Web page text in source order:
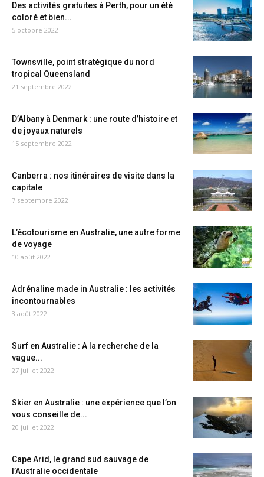
Des activités gratuites à Perth, pour un été
coloré et bien...
5 octobre 2022
Townsville, point stratégique du nord
tropical Queensland
21 septembre 2022
D’Albany à Denmark : une route d’histoire et
de joyaux naturels
15 septembre 2022
Canberra : nos itinéraires de visite dans la
capitale
7 septembre 2022
L’écotourisme en Australie, une autre forme
de voyage
10 août 2022
Adrénaline made in Australie : les activités
incontournables
3 août 2022
Surf en Australie : A la recherche de la
vague...
27 juillet 2022
Skier en Australie : une expérience que l’on
vous conseille de...
20 juillet 2022
Cape Arid, le grand sud sauvage de
l’Australie occidentale